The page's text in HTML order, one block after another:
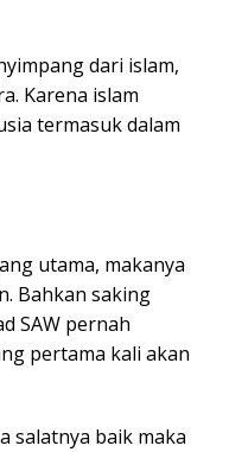
dari islam,
Karena islam
termasuk dalam
utama, makanya
Bahkan saking
SAW pernah
pertama kali akan
salatnya baik maka